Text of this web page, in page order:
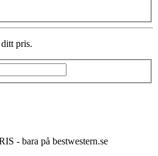
pris.
- bara på bestwestern.se